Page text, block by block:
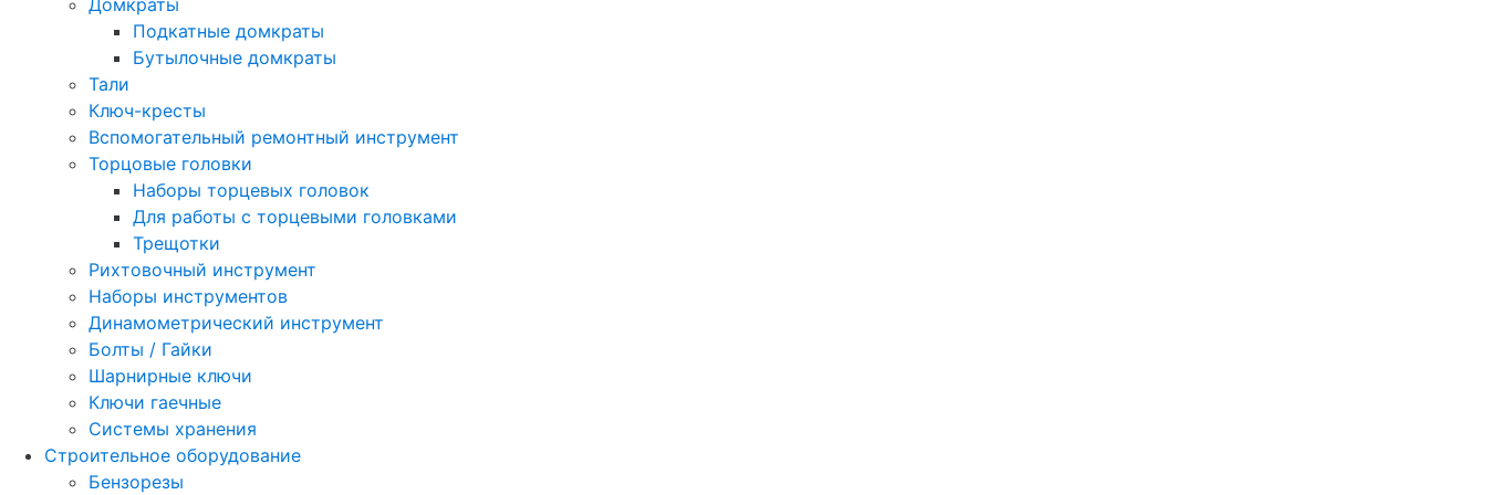
Домкраты
Подкатные домкраты
Бутылочные домкраты
Тали
Ключ-кресты
Вспомогательный ремонтный инструмент
Торцовые головки
Наборы торцевых головок
Для работы с торцевыми головками
Трещотки
Рихтовочный инструмент
Наборы инструментов
Динамометрический инструмент
Болты / Гайки
Шарнирные ключи
Ключи гаечные
Системы хранения
Строительное оборудование
Бензорезы